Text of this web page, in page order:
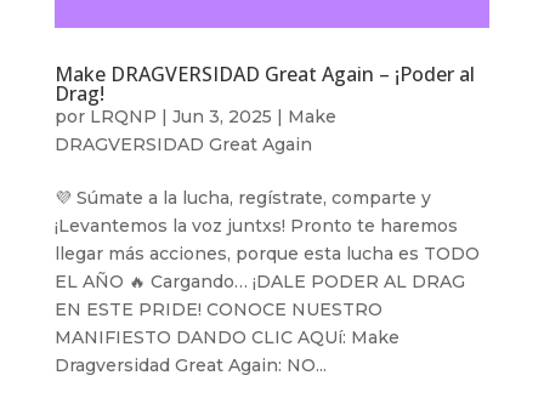
Make DRAGVERSIDAD Great Again – ¡Poder al
Drag!
por LRQNP | Jun 3, 2025 | Make
DRAGVERSIDAD Great Again
💜 Súmate a la lucha, regístrate, comparte y
¡Levantemos la voz juntxs! Pronto te haremos
llegar más acciones, porque esta lucha es TODO
EL AÑO 🔥 Cargando… ¡DALE PODER AL DRAG
EN ESTE PRIDE! CONOCE NUESTRO
MANIFIESTO DANDO CLIC AQUí: Make
Dragversidad Great Again: NO...